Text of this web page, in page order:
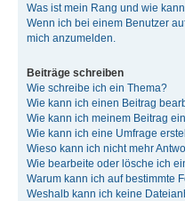
Was ist mein Rang und wie
Wenn ich bei einem Benutzer
mich anzumelden.
Beiträge schreiben
Wie schreibe ich ein Thema?
Wie kann ich einen Beitrag
Wie kann ich meinem Beitrag
Wie kann ich eine Umfrage
Wieso kann ich nicht mehr
Wie bearbeite oder lösche ich
Warum kann ich auf bestimmte
Weshalb kann ich keine